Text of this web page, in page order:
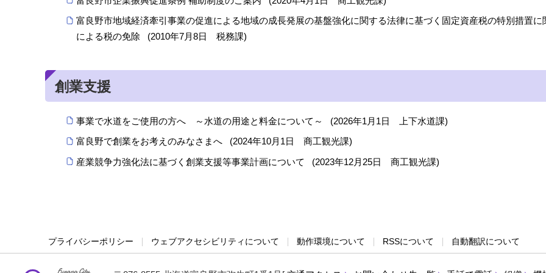
富良野市地域経済牽引事業の促進による地域の成長発展の基盤強化に関する法律に基づく固定資産税の特別措置に
による税の免除
(2010年7月8日 税務課)
創業支援
事業で水道をご使用の方へ ～水道の用途と料金について～ (2026年1月1日 上下水道課)
富良野で創業をお考えのみなさまへ
(2024年10月1日 商工観光課)
産業競争力強化法に基づく創業支援等事業計画について
(2023年12月25日 商工観光課)
プライバシーポリシー ウェブアクセシビリティについて 動作環境について RSSについて 自動翻訳について